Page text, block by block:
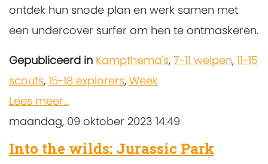
ontdek hun snode plan en werk samen met
een undercover surfer om hen te ontmaskeren.
Gepubliceerd in Kampthema's, 7-11 welpen, 11-15
scouts, 15-18 explorers, Week
Lees meer...
maandag, 09 oktober 2023 14:49
Into the wilds: Jurassic Park